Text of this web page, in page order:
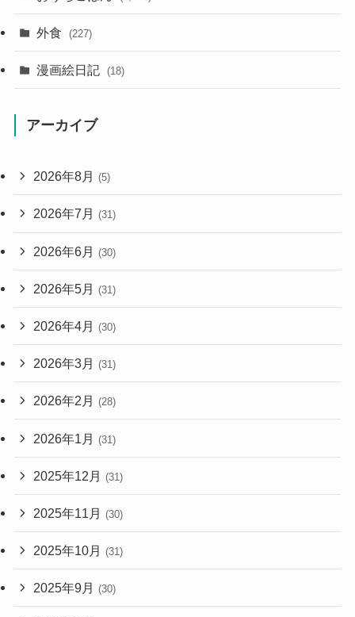
外食 (227)
漫画絵日記 (18)
アーカイブ
2026年8月 (5)
2026年7月 (31)
2026年6月 (30)
2026年5月 (31)
2026年4月 (30)
2026年3月 (31)
2026年2月 (28)
2026年1月 (31)
2025年12月 (31)
2025年11月 (30)
2025年10月 (31)
2025年9月 (30)